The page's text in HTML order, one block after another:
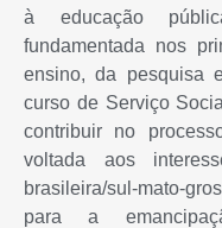
à educação
fundamentada nos
ensino, da pesquisa
curso de Serviço
contribuir no
voltada aos
brasileira/sul-mato-
para a